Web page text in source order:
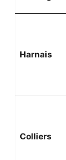
Harnais
Colliers